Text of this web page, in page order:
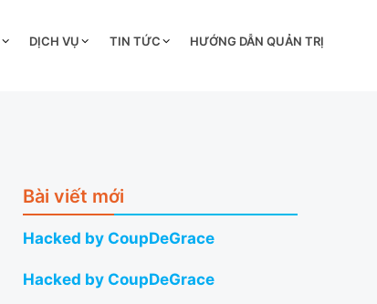
DỊCH VỤ TIN TỨC HƯỚNG DẪN QUẢN TRỊ
Bài viết mới
Hacked by CoupDeGrace
Hacked by CoupDeGrace